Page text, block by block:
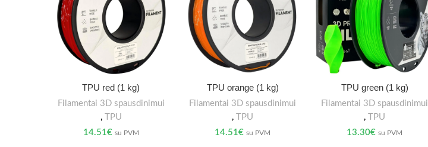
TPU red (1 kg)
Filamentai 3D spausdinimui
,
TPU
14.51€ su PVM
TPU orange (1 kg)
Filamentai 3D spausdinimui
,
TPU
14.51€ su PVM
TPU green (1 kg)
Filamentai 3D spausdinimui
,
TPU
13.30€ su PVM